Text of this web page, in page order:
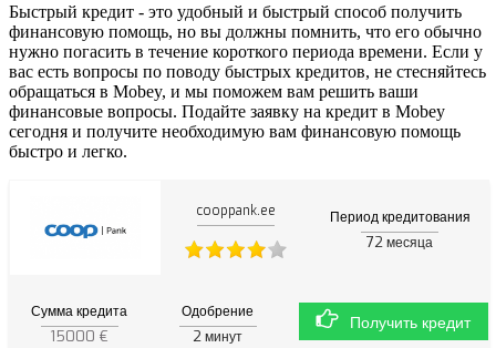
Быстрый кредит - это удобный и быстрый способ получить
финансовую помощь, но вы должны помнить, что его обычно
нужно погасить в течение короткого периода времени. Если у
вас есть вопросы по поводу быстрых кредитов, не стесняйтесь
обращаться в Mobey, и мы поможем вам решить ваши
финансовые вопросы. Подайте заявку на кредит в Mobey
сегодня и получите необходимую вам финансовую помощь
быстро и легко.
cooppank.ee Период кредитования
72месяца
Сумма кредита
15000 €
Одобрение
2минут
Получить кредит